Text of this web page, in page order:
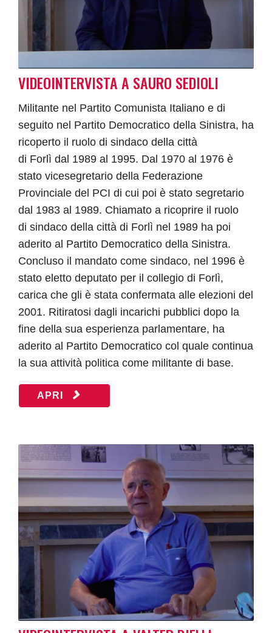
VIDEOINTERVISTA A SAURO SEDIOLI
Militante nel Partito Comunista Italiano e di
seguito nel Partito Democratico della Sinistra, ha
ricoperto il ruolo di sindaco della città
di Forlì dal 1989 al 1995. Dal 1970 al 1976 è
stato vicesegretario della Federazione
Provinciale del PCI di cui poi è stato segretario
dal 1983 al 1989. Chiamato a ricoprire il ruolo
di sindaco della città di Forlì nel 1989 ha poi
aderito al Partito Democratico della Sinistra.
Concluso il mandato come sindaco, nel 1996 è
stato eletto deputato per il collegio di Forlì,
carica che gli è stata confermata alle elezioni del
2001. Ritiratosi dagli incarichi pubblici dopo la
fine della sua esperienza parlamentare, ha
aderito al Partito Democratico col quale continua
la sua attività politica come militante di base.
APRI